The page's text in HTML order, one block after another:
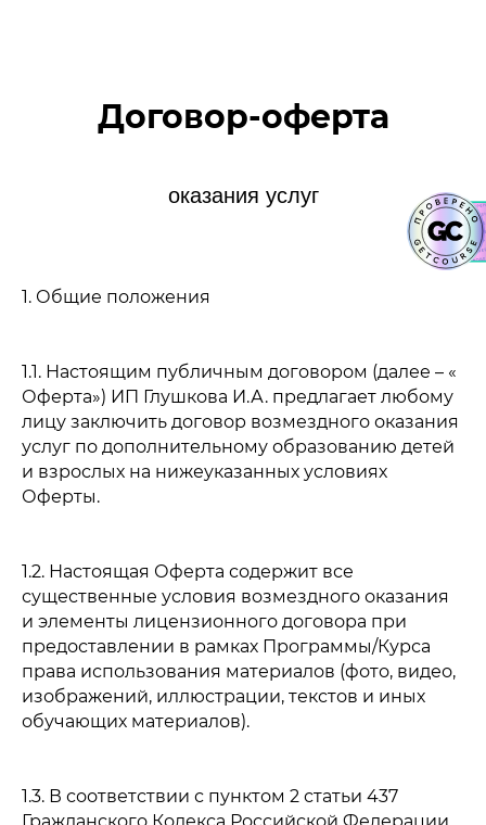
Договор-оферта
оказания услуг
1. Общие положения
1.1. Настоящим публичным договором (далее – «
Оферта») ИП Глушкова И.А. предлагает любому
лицу заключить договор возмездного оказания
услуг по дополнительному образованию детей
и взрослых на нижеуказанных условиях
Оферты.
1.2. Настоящая Оферта содержит все
существенные условия возмездного оказания
и элементы лицензионного договора при
предоставлении в рамках Программы/Курса
права использования материалов (фото, видео,
изображений, иллюстрации, текстов и иных
обучающих материалов).
1.3. В соответствии с пунктом 2 статьи 437